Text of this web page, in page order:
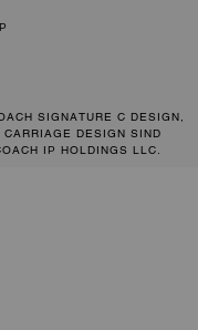
SIGNATURE C DESIGN,
DESIGN SIND
IP HOLDINGS LLC.